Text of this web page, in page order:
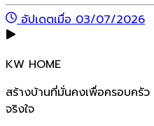
อัปเดตเมื่อ 03/07/2026
KW HOME
สร้างบ้านที่มั่นคงเพื่อครอบค
จริงใจ